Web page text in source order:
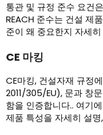
통관 및 규정 준수 요건
REACH 준수는 건설 제
준이 왜 중요한지 자세
CE 마킹
CE마킹, 건설자재 규정
2011/305/EU), 문과 창
함을 인증합니다.. 여기
제품 특성을 자세히 설